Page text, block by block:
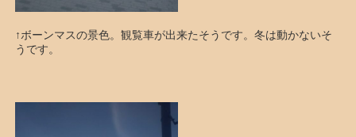
↑ボーンマスの景色。観覧車が出来たそうです。冬は動かないそ
うです。